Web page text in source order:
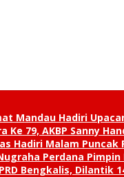
Mandau Hadiri
Ke 79, AKBP Sanny
Hadiri Malam Puncak
Perdana
Bengkalis, Dilantik